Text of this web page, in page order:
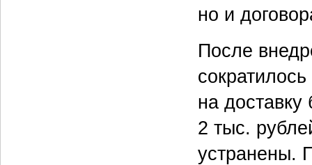
но и
После
на
2 тыс.
устранены.